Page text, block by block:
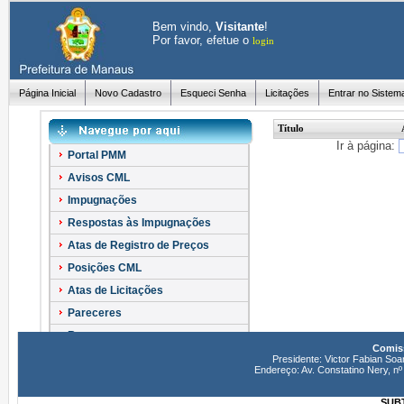
Bem vindo, Visitante!
Por favor, efetue o login
Página Inicial Novo Cadastro Esqueci Senha Licitações Entrar no
Portal PMM
Avisos CML
Impugnações
Respostas às Impugnações
Atas de Registro de Preços
Posições CML
Atas de Licitações
Pareceres
Recursos
Título
Ir à página:
Presidente: Victor Fabian
Endereço: Av. Constatino Nery,